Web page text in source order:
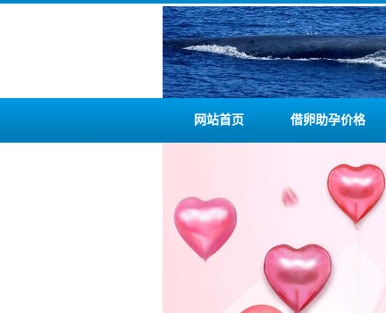
网站首页 借卵助孕价格